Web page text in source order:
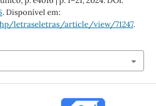
. Disponível em:
letraseletras/article/view/71247.